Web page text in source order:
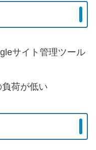
サイト管理ツール
荷が低い